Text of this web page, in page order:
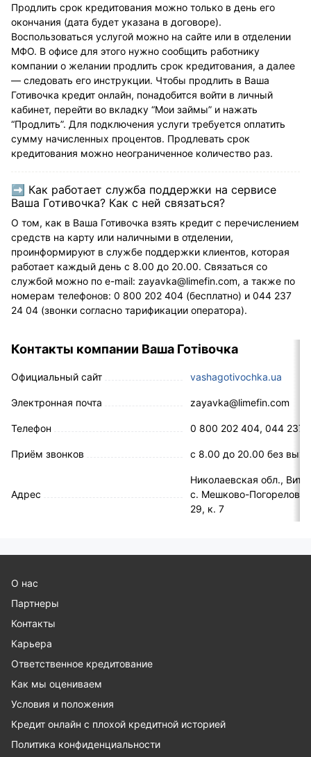
Продлить срок кредитования можно только в день его
окончания (дата будет указана в договоре).
Воспользоваться услугой можно на сайте или в отделении
МФО. В офисе для этого нужно сообщить работнику
компании о желании продлить срок кредитования, а далее
― следовать его инструкции. Чтобы продлить в Ваша
Готивочка кредит онлайн, понадобится войти в личный
кабинет, перейти во вкладку “Мои займы” и нажать
“Продлить”. Для подключения услуги требуется оплатить
сумму начисленных процентов. Продлевать срок
кредитования можно неограниченное количество раз.
➡ Как работает служба поддержки на сервисе
Ваша Готивочка? Как с ней связаться?
О том, как в Ваша Готивочка взять кредит с перечислением
средств на карту или наличными в отделении,
проинформируют в службе поддержки клиентов, которая
работает каждый день с 8.00 до 20.00. Связаться со
службой можно по e-mail: zayavka@limefin.com, а также по
номерам телефонов: 0 800 202 404 (бесплатно) и 044 237
24 04 (звонки согласно тарификации оператора).
Контакты компании Ваша Готівочка
Официальный сайт vashagotivochka.ua
Электронная почта zayavka@limefin.com
Телефон 0 800 202 404, 044 237
Приём звонков с 8.00 до 20.00 без
Адрес
Николаевская обл.,
с. Мешково-
29, к. 7
О нас
Партнеры
Контакты
Карьера
Ответственное кредитование
Как мы оцениваем
Условия и положения
Кредит онлайн с плохой кредитной историей
Политика конфиденциальности